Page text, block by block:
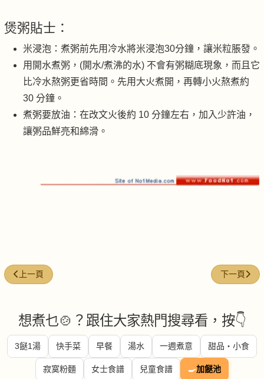
煲粥貼士：
米浸泡：煮粥前先用冷水將米浸泡30分鐘，讓米粒脹發。
用開水煮粥，(開水/煮沸的水) 不會有粥糊底現象，而且它
比冷水熬粥更省時間。先用大火煮開，再轉小火熬煮約
30 分鐘。
煮粥要放油：在改文火後約 10 分鐘左右，加入少許油，
讓粥品鮮亮和綿滑。
上一篇文章: 煮粥秘訣：五招煮出香濃滑嫩好粥
上一頁 下一篇文章
下一頁
想煮乜🍲？跟住大家熱門搜尋看，按👇
3餸1湯 快手菜 早餐 湯水 一週煮意 甜品・小食
寂寞粉麵 女士食譜 兒童食譜 🍳加餸池